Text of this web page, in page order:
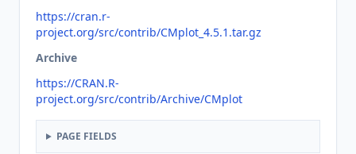
https://cran.r-
project.org/src/contrib/CMplot_4.5.1.tar.gz
Archive
https://CRAN.R-
project.org/src/contrib/Archive/CMplot
PAGE FIELDS